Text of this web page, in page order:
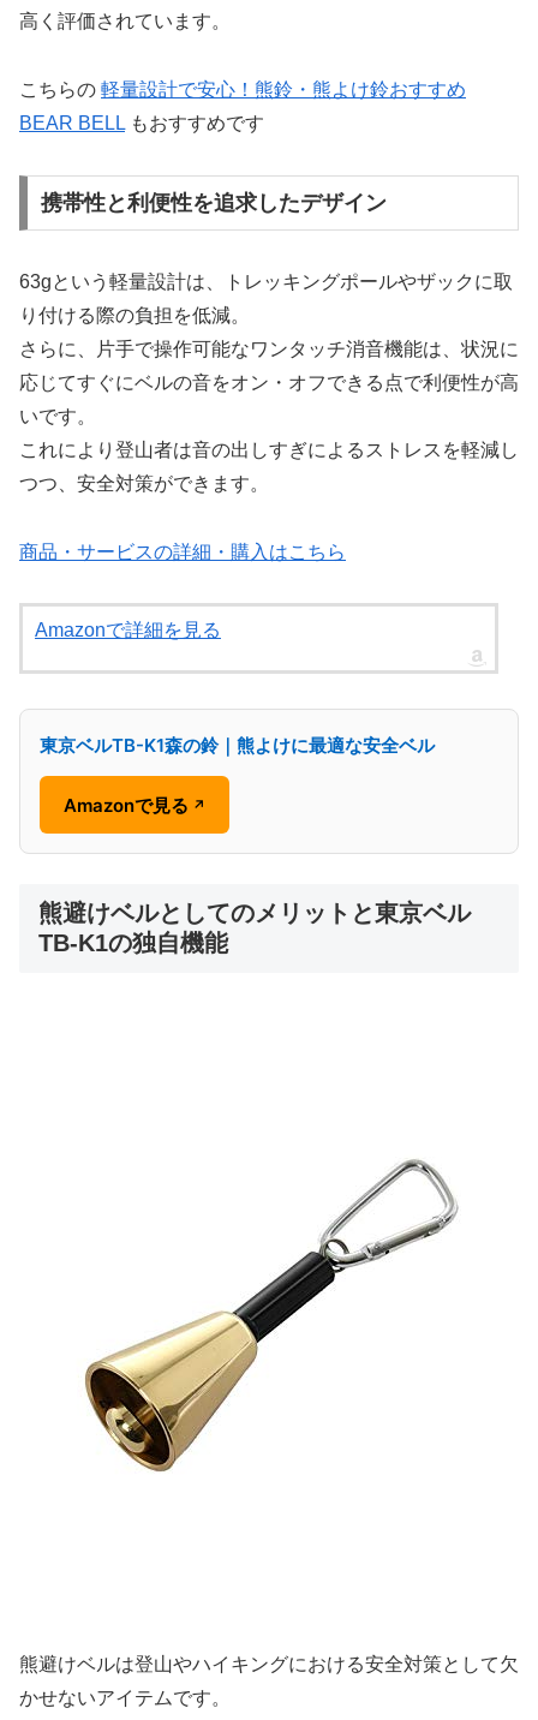
高く評価されています。
こちらの 軽量設計で安心！熊鈴・熊よけ鈴おすすめ
BEAR BELL もおすすめです
携帯性と利便性を追求したデザイン
63gという軽量設計は、トレッキングポールやザックに取
り付ける際の負担を低減。
さらに、片手で操作可能なワンタッチ消音機能は、状況に
応じてすぐにベルの音をオン・オフできる点で利便性が高
いです。
これにより登山者は音の出しすぎによるストレスを軽減し
つつ、安全対策ができます。
商品・サービスの詳細・購入はこちら
Amazonで詳細を見る
東京ベルTB-K1森の鈴｜熊よけに最適な安全ベル
Amazonで見る ↗
熊避けベルとしてのメリットと東京ベル
TB-K1の独自機能
熊避けベルは登山やハイキングにおける安全対策として欠
かせないアイテムです。